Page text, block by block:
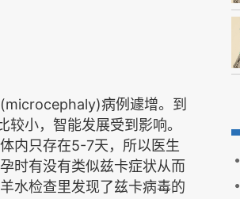
(microcephaly)病例遽增。到
小，智能发展受到影响。
内只存在5-7天，所以医生
时有没有类似兹卡症状从而
水检查里发现了兹卡病毒的